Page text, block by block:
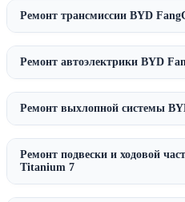
Ремонт трансмиссии BYD
Ремонт автоэлектрики BYD
Ремонт выхлопной системы
Ремонт подвески и ходовой
Titanium 7